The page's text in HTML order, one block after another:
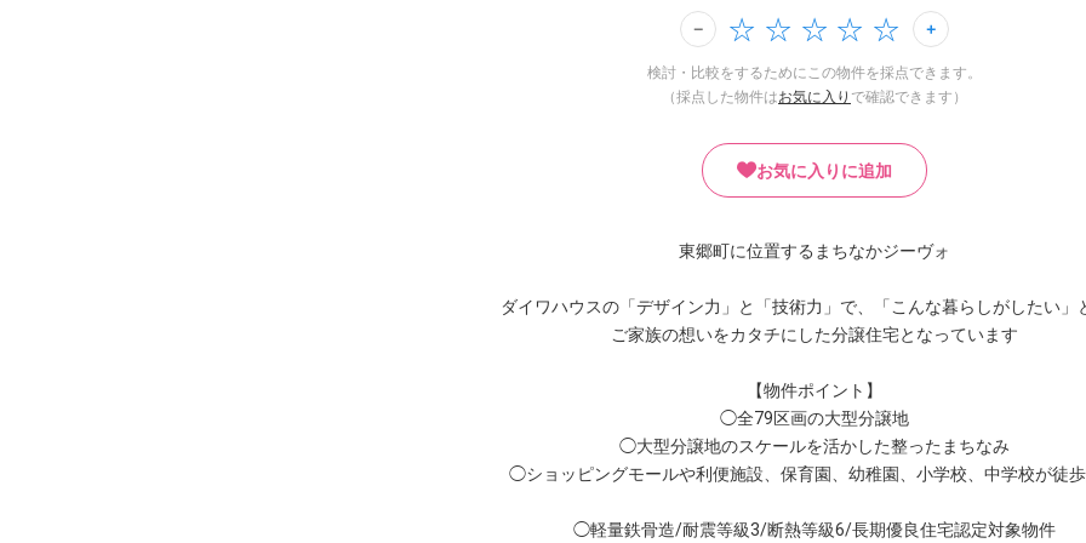
検討・比較をするためにこの物件を採点できます。
（採点した物件はお気に入り で確認できます）
お気に入りに追加
東郷町に位置するまちなかジーヴォ
ダイワハウスの「デザイン力」と「技術力」で、「こんな暮らしがしたい」
ご家族の想いをカタチにした分譲住宅となっています
【物件ポイント】
◯全79区画の大型分譲地
◯大型分譲地のスケールを活かした整ったまちなみ
◯ショッピングモールや利便施設、保育園、幼稚園、小学校、中学校が徒
◯軽量鉄骨造/耐震等級3/断熱等級6/長期優良住宅認定対象物件